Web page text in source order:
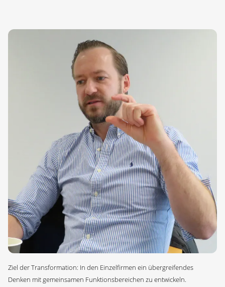
Ziel der Transformation: In den Einzelfirmen ein übergreifendes
Denken mit gemeinsamen Funktionsbereichen zu entwickeln.